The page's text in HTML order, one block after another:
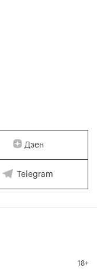
Дзен
Telegram
18+